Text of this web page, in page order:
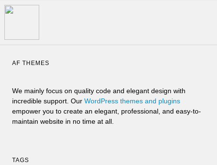
AF THEMES
We mainly focus on quality code and elegant design with
incredible support. Our WordPress themes and plugins
empower you to create an elegant, professional, and easy-to-
maintain website in no time at all.
TAGS